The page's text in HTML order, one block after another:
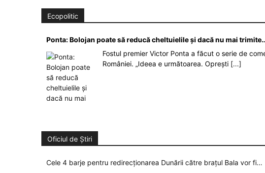
Ecopolitic
Ponta: Bolojan poate să reducă cheltuielile şi dacă nu mai
Fostul premier Victor Ponta a făcut o serie de
României. „Ideea e următoarea. Oprești [...]
Oficiul de Știri
Cele 4 barje pentru redirecționarea Dunării către brațul Bala vor fi…